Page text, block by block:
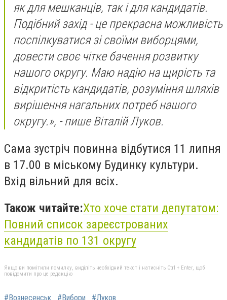
як для мешканців, так і для кандидатів.
Подібний захід - це прекрасна можливість
поспілкуватися зі своїми виборцями,
довести своє чітке бачення розвитку
нашого округу. Маю надію на щирість та
відкритість кандидатів, розуміння шляхів
вирішення нагальних потреб нашого
округу.», - пише Віталій Луков.
Сама зустріч повинна відбутися 11 липня
в 17.00 в міському Будинку культури.
Вхід вільний для всіх.
Також читайте:Хто хоче стати депутатом:
Повний список зареєстрованих
кандидатів по 131 округу
Якщо ви помітили помилку, виділіть необхідний текст і натисніть Ctrl + Enter, щоб
повідомити про це редакцію
#Вознесенськ #Вибори #Луков